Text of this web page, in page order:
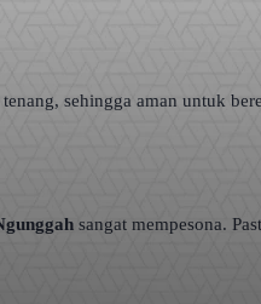
sehingga aman untuk
sangat mempesona.